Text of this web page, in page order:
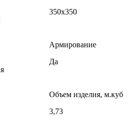
350х350
Армирование
Да
Объем изделия, м.куб
3,73